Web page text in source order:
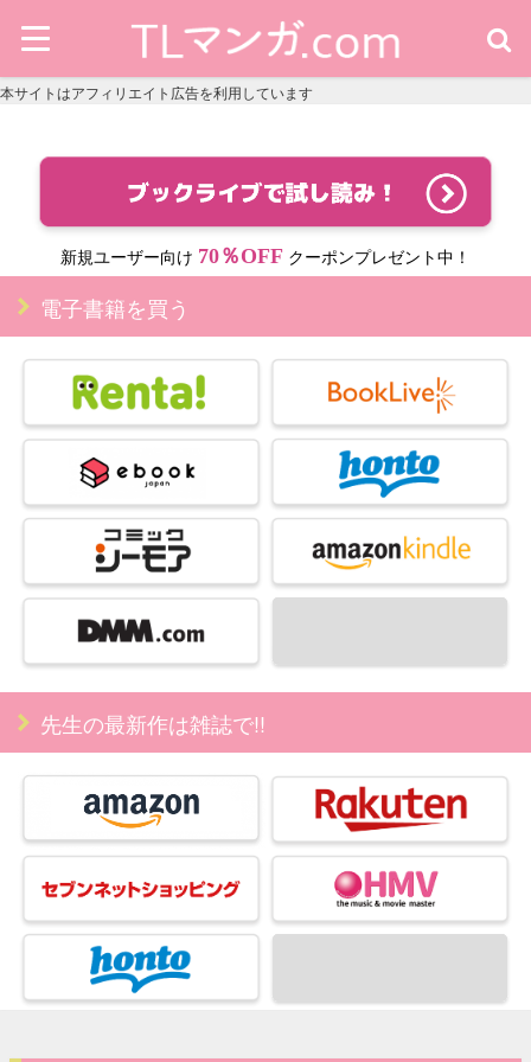
本サイトはアフィリエイト広告を利用しています
新規ユーザー向け 70％OFF クーポンプレゼント中！
電子書籍を買う
先生の最新作は雑誌で!!